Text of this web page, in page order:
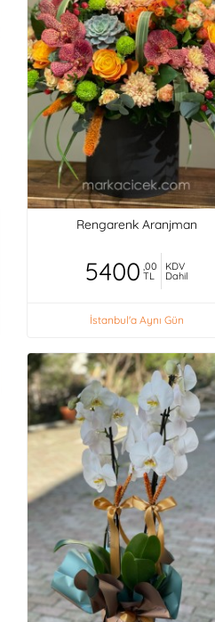
Rengarenk Aranjman
5400 ,00
TL
KDV
Dahil
İstanbul'a Aynı Gün